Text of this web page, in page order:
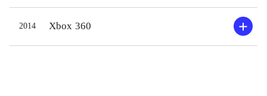
action-orienteret spil. Grafikken i
spillet er virkelig flot og lydsiden for
2014 Xbox 360